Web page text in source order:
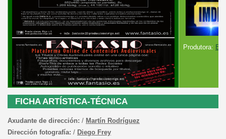
Produtora:
FICHA ARTÍSTICA-TÉCNICA
Axudante de dirección: / Martín Rodríguez
Dirección fotografía: / Diego Frey